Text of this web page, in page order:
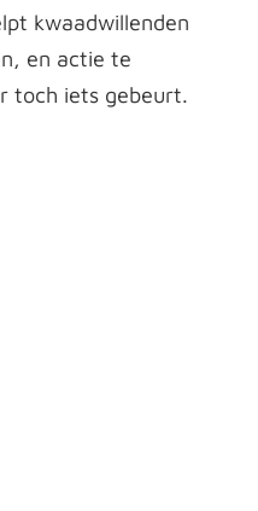
kwaadwillenden
en actie te
toch iets gebeurt.